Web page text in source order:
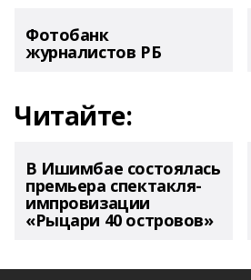
Фотобанк
журналистов РБ
Читайте:
В Ишимбае состоялась
премьера спектакля-
импровизации
«Рыцари 40 островов»